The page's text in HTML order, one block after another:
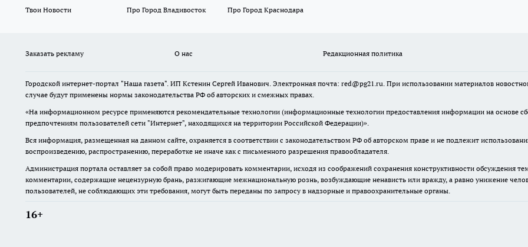
Твои Новости
Про Город Владивосток Про Город Краснодара
Заказать рекламу О нас Редакционная политика
Городской интернет-портал "Наша газета". ИП Кстенин Сергей Иванович. Электронная почта: red@pg21.ru. При использовании материалов
случае будут применены нормы законодательства РФ об авторских и смежных правах.
«На информационном ресурсе применяются рекомендательные технологии (информационные технологии предоставления информации на основе
предпочтениям пользователей сети "Интернет", находящихся на территории Российской Федерации)».
Вся информация, размещенная на данном сайте, охраняется в соответствии с законодательством РФ об авторском праве и не подлежит
воспроизведению, распространению, переработке не иначе как с письменного разрешения правообладателя.
Администрация портала оставляет за собой право модерировать комментарии, исходя из соображений сохранения конструктивности обсуждения
комментарии, содержащие нецензурную брань, разжигающие межнациональную рознь, возбуждающие ненависть или вражду, а равно унижение
пользователей, не соблюдающих эти требования, могут быть переданы по запросу в надзорные и правоохранительные органы.
16+